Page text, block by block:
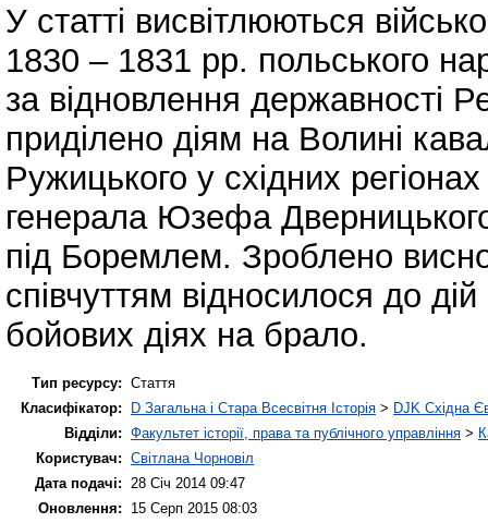
У статті висвітлюються
1830 – 1831 рр. польського
за відновлення державності
приділено діям на Волині
Ружицького у східних
генерала Юзефа Дверницького
під Боремлем. Зроблено
співчуттям відносилося до
бойових діях на брало.
Тип ресурсу: Стаття
Класифікатор:
D Загальна і Стара Всесвітня Історія > DJK Східна
Відділи: Факультет історії, права та публічного управління >
Користувач: Світлана Чорновіл
Дата подачі:
28 Січ 2014 09:47
Оновлення:
15 Серп 2015 08:03